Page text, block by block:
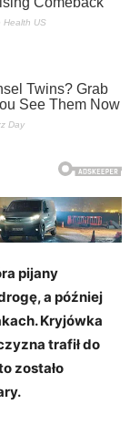
pijany
a później
Kryjówka
trafił do
zostało